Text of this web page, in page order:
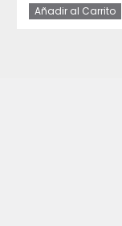
Añadir al Carrito